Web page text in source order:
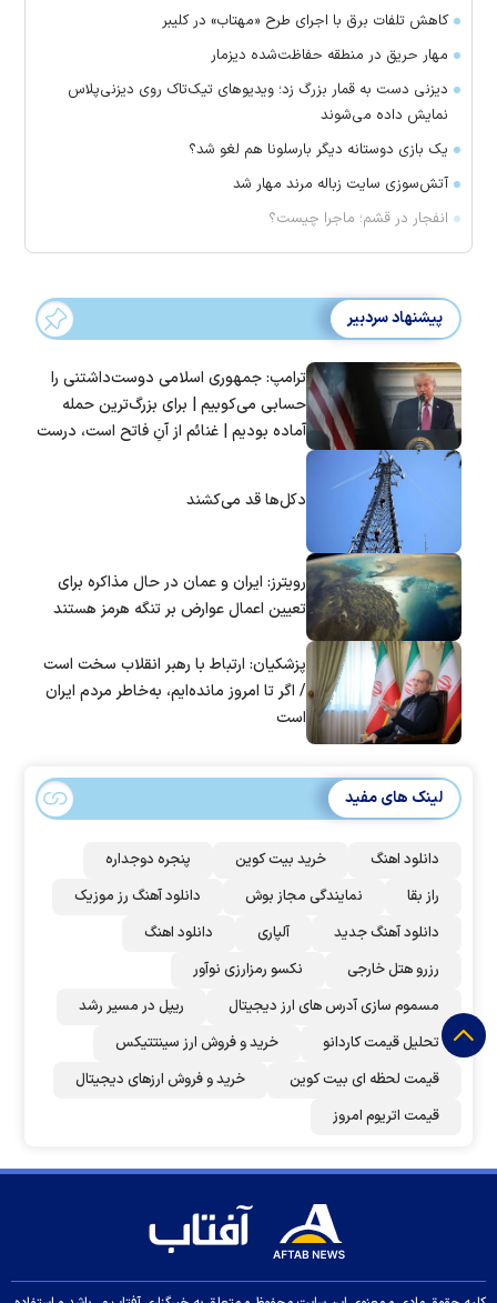
کاهش تلفات برق با اجرای طرح «مهتاب» در کلیبر
مهار حریق در منطقه حفاظت‌شده دیزمار
دیزنی دست به قمار بزرگ زد؛ ویدیو‌های تیک‌تاک روی دیزنی‌پلاس
نمایش داده می‌شوند
یک بازی دوستانه دیگر بارسلونا هم لغو شد؟
آتش‌سوزی سایت زباله مرند مهار شد
انفجار در قشم؛ ماجرا چیست؟
پیشنهاد سردبیر
ترامپ: جمهوری اسلامی دوست‌داشتنی را
حسابی می‌کوبیم | برای بزرگ‌ترین حمله
آماده بودیم | غنائم از آنِ فاتح است، درست
دکل‌ها قد می‌کشند
رویترز: ایران و عمان در حال مذاکره برای
تعیین اعمال عوارض بر تنگه هرمز هستند
پزشکیان: ارتباط با رهبر انقلاب سخت است
/ اگر تا امروز مانده‌ایم، به‌خاطر مردم ایران
است
لینک های مفید
دانلود اهنگ خرید بیت کوین
پنجره دوجداره
راز بقا
نمایندگی مجاز بوش
دانلود آهنگ رز‌ موزیک
دانلود آهنگ جدید
آلپاری
دانلود اهنگ
رزرو هتل خارجی
نکسو رمزارزی نوآور
مسموم سازی آدرس های ارز دیجیتال
ریپل در مسیر رشد
تحلیل قیمت کاردانو
خرید و فروش ارز سینتتیکس
قیمت لحظه ای بیت کوین
خرید و فروش ارزهای دیجیتال
قیمت اتریوم امروز